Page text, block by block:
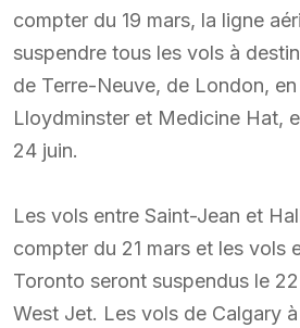
compter du 19 mars, la ligne
suspendre tous les vols à
de Terre-Neuve, de London,
Lloydminster et Medicine Hat,
24 juin.
Les vols entre Saint-Jean et
compter du 21 mars et les vols
Toronto seront suspendus le
West Jet. Les vols de Calgary